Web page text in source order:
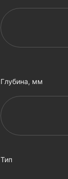
Глубина, мм
Тип